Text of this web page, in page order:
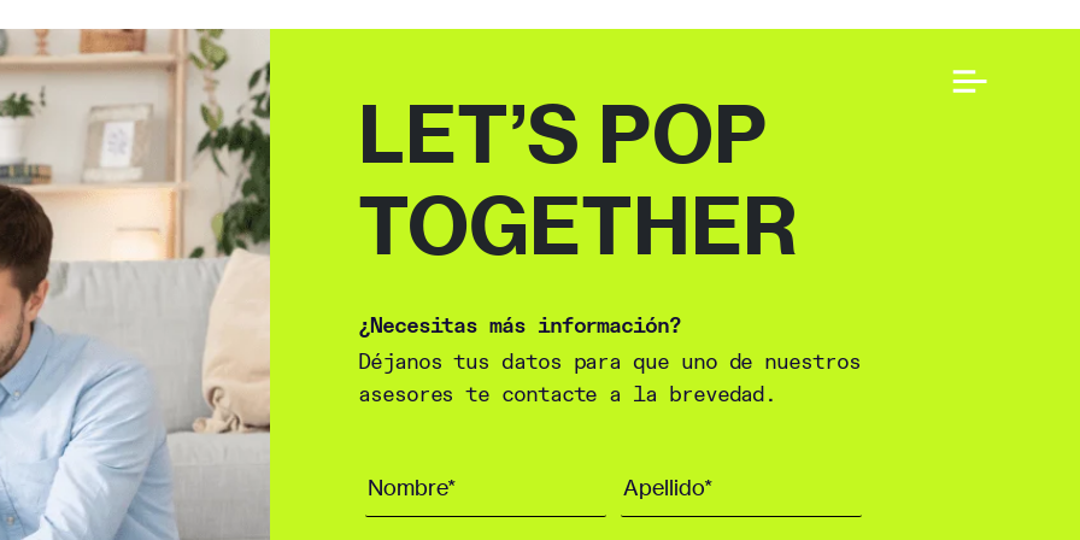
LET’S POP
TOGETHER
¿Necesitas más información?
Déjanos tus datos para que uno de nuestros
asesores te contacte a la brevedad.